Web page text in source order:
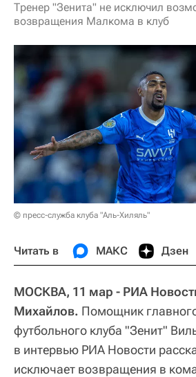
Тренер "Зенита" не исключил
возвращения Малкома в клуб
© пресс-служба клуба "Аль-Хиляль"
Читать в МАКС Дзен
МОСКВА, 11 мар - РИА
Михайлов. Помощник
футбольного клуба "Зенит"
в интервью РИА Новости
исключает возвращения в